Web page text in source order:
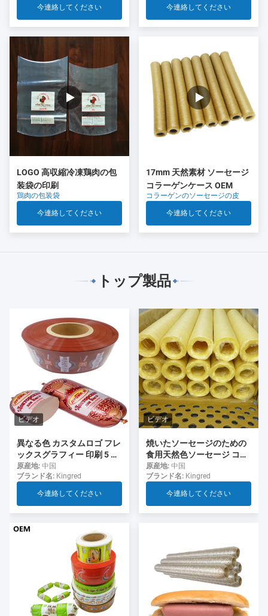
品グレードのプラスチック
OEM
今連絡してください
ジパッケージ
今連絡してください
LOGO 高収縮冷凍鶏肉の包
装袋の印刷
鶏肉の包装袋
今連絡してください
17mm 天然素材 ソーセージ
コラーゲンケース OEM
コラーゲンのソーセージの皮
今連絡してください
トップ製品
ビデオ
異なる色 カスタムロゴ フレ
ックスグラフィー 印刷 5 層
ソーセージ ソーセージ用の
ケース
原産地: 中国
ブランド名: Kingred
今連絡してください
ビデオ
焼いたソーセージのための
食用天然色ソーセージ コラ
ーゲンケース
原産地: 中国
ブランド名: Kingred
今連絡してください